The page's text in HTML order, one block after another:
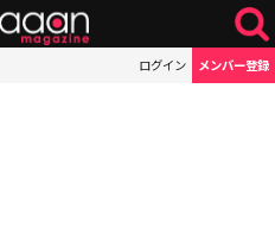
ログイン メンバー登録